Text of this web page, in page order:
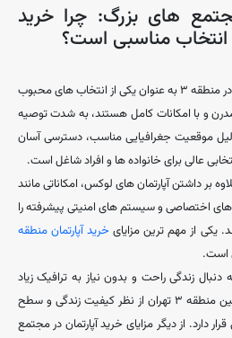
‌های بزرگ: چرا خرید
خرید آپارتمان در مجتمع‌ های بزرگ در منطقه ۳ به‌ عنوان یکی از انتخاب ‌های محبوب
و با امکانات کامل هستند، به شدت توصیه
موقعیت جغرافیایی مناسب، دسترسی آسان
عالی برای خانواده ‌ها و افراد شاغل است.
بر داشتن آپارتمان ‌های لوکس، امکاناتی مانند
اختصاصی و سیستم ‌های امنیتی پیشرفته را
یکی از مهم ‌ترین مزایای خرید آپارتمان منطقه
است.
دنبال زندگی راحت و بدون نیاز به ترافیک زیاد
هستند، بسیار جذاب باشد. همچنین منطقه ۳ تهران از نظر کیفیت زندگی و سطح
از دیگر مزایای خرید آپارتمان در مجتمع‌